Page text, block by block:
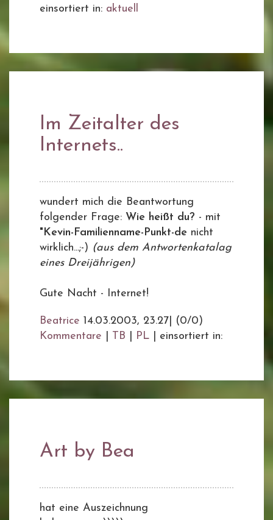
einsortiert in: aktuell
Im Zeitalter des
Internets..
wundert mich die Beantwortung
folgender Frage: Wie heißt du? - mit
"Kevin-Familienname-Punkt-de nicht
wirklich...;-) (aus dem Antwortenkatalag
eines Dreijährigen)
Gute Nacht - Internet!
Beatrice 14.03.2003, 23.27
(0/0)
Kommentare
TB PL einsortiert in:
Art by Bea
hat eine Auszeichnung